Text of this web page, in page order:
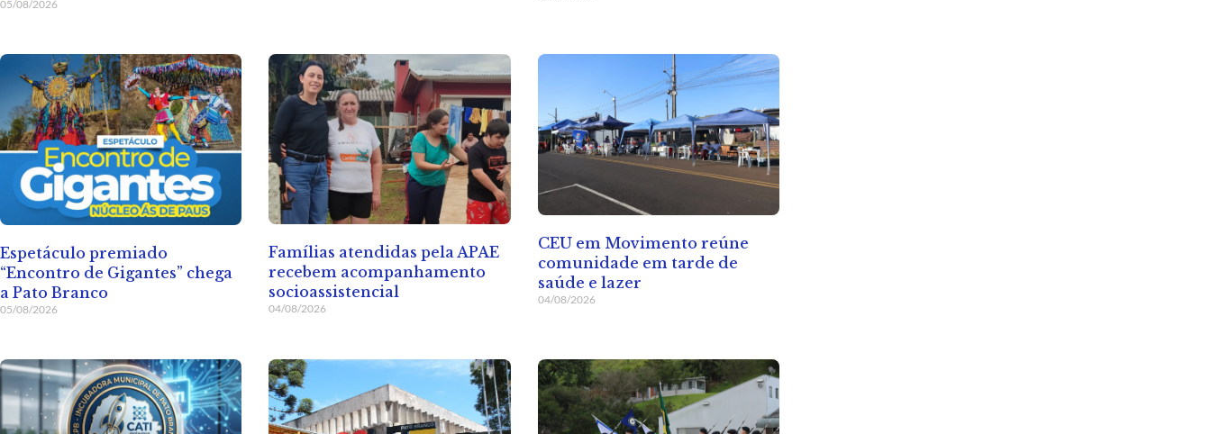
05/08/2026
Espetáculo premiado
“Encontro de Gigantes” chega
a Pato Branco
05/08/2026
Famílias atendidas pela APAE
recebem acompanhamento
socioassistencial
04/08/2026
CEU em Movimento reúne
comunidade em tarde de
saúde e lazer
04/08/2026